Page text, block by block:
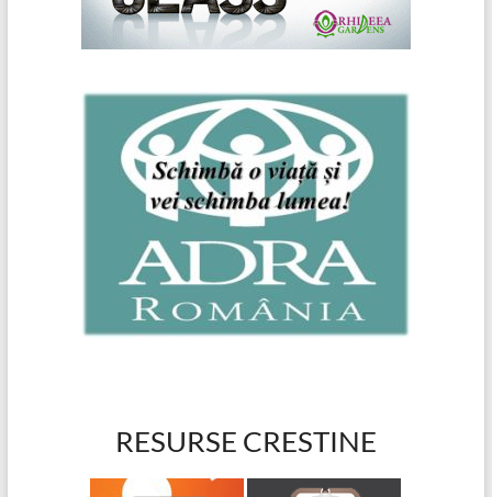
RESURSE CRESTINE